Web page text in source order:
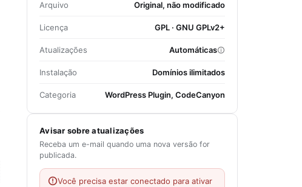
Arquivo Original, não modificado
Licença GPL · GNU GPLv2+
Atualizações Automáticas
Instalação Domínios ilimitados
Categoria WordPress Plugin, CodeCanyon
Avisar sobre atualizações
Receba um e-mail quando uma nova versão for
publicada.
Você precisa estar conectado para ativar